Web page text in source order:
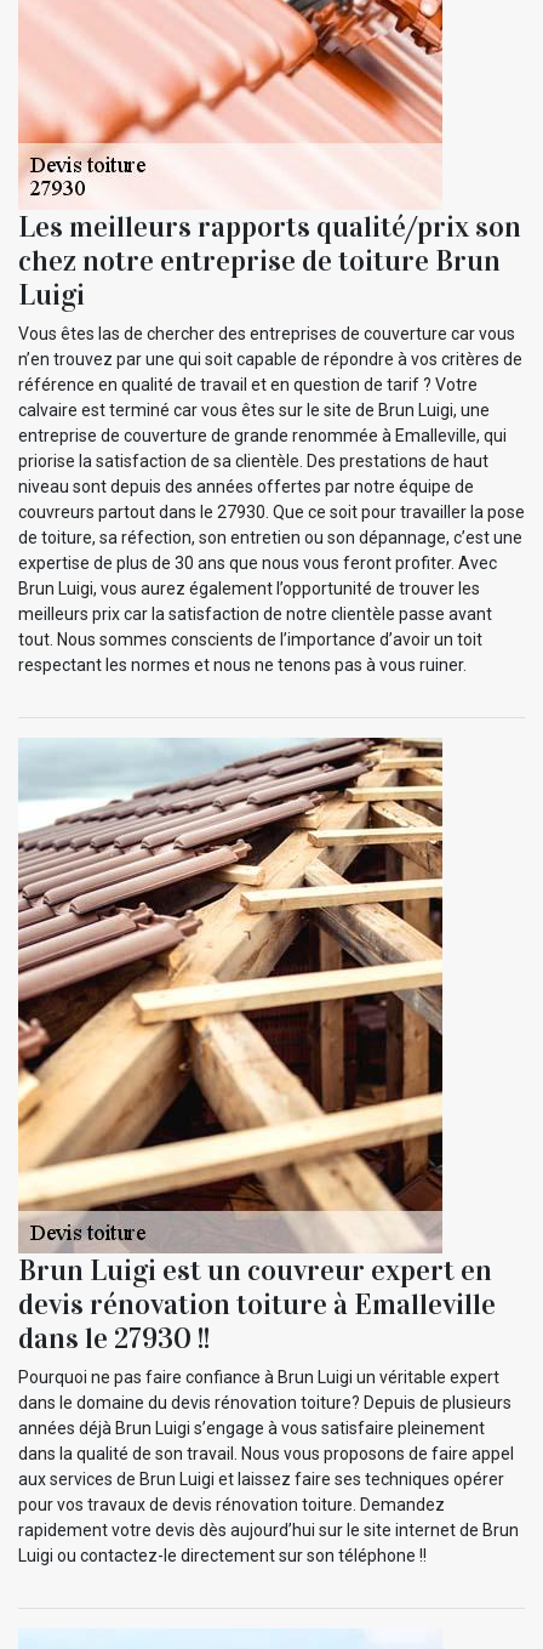
Les meilleurs rapports qualité/prix son
chez notre entreprise de toiture Brun
Luigi
Vous êtes las de chercher des entreprises de couverture car vous
n’en trouvez par une qui soit capable de répondre à vos critères de
référence en qualité de travail et en question de tarif ? Votre
calvaire est terminé car vous êtes sur le site de Brun Luigi, une
entreprise de couverture de grande renommée à Emalleville, qui
priorise la satisfaction de sa clientèle. Des prestations de haut
niveau sont depuis des années offertes par notre équipe de
couvreurs partout dans le 27930. Que ce soit pour travailler la pose
de toiture, sa réfection, son entretien ou son dépannage, c’est une
expertise de plus de 30 ans que nous vous feront profiter. Avec
Brun Luigi, vous aurez également l’opportunité de trouver les
meilleurs prix car la satisfaction de notre clientèle passe avant
tout. Nous sommes conscients de l’importance d’avoir un toit
respectant les normes et nous ne tenons pas à vous ruiner.
Brun Luigi est un couvreur expert en
devis rénovation toiture à Emalleville
dans le 27930 !!
Pourquoi ne pas faire confiance à Brun Luigi un véritable expert
dans le domaine du devis rénovation toiture? Depuis de plusieurs
années déjà Brun Luigi s’engage à vous satisfaire pleinement
dans la qualité de son travail. Nous vous proposons de faire appel
aux services de Brun Luigi et laissez faire ses techniques opérer
pour vos travaux de devis rénovation toiture. Demandez
rapidement votre devis dès aujourd’hui sur le site internet de Brun
Luigi ou contactez-le directement sur son téléphone !!